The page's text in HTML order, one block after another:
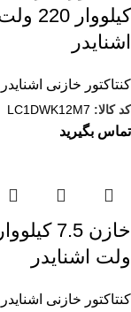
اشنایدر
کنتاکتور خازنی اشنایدر
کد کالا: LC1DWK12M7
تماس بگیرید
ولت اشنایدر
کنتاکتور خازنی اشنایدر